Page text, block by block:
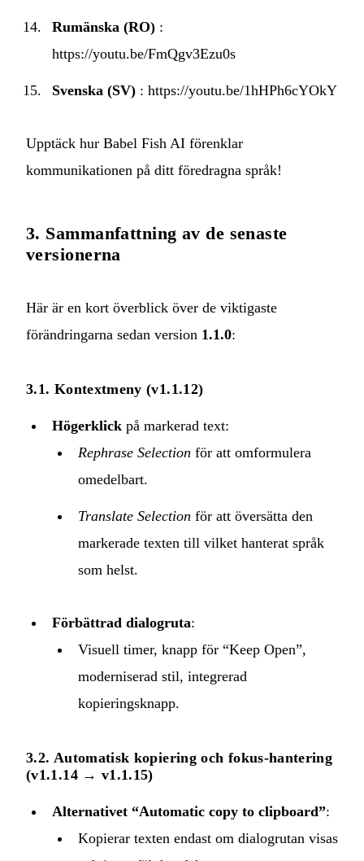
Rumänska (RO) :
https://youtu.be/FmQgv3Ezu0s
Svenska (SV) : https://youtu.be/1hHPh6cYOkY
Upptäck hur Babel Fish AI förenklar
kommunikationen på ditt föredragna språk!
3. Sammanfattning av de senaste
versionerna
Här är en kort överblick över de viktigaste
förändringarna sedan version 1.1.0:
3.1. Kontextmeny (v1.1.12)
Högerklick på markerad text:
Rephrase Selection för att omformulera
omedelbart.
Translate Selection för att översätta den
markerade texten till vilket hanterat språk
som helst.
Förbättrad dialogruta:
Visuell timer, knapp för “Keep Open”,
moderniserad stil, integrerad
kopieringsknapp.
3.2. Automatisk kopiering och fokus-hantering
(v1.1.14 → v1.1.15)
Alternativet “Automatic copy to clipboard”:
Kopierar texten endast om dialogrutan visas